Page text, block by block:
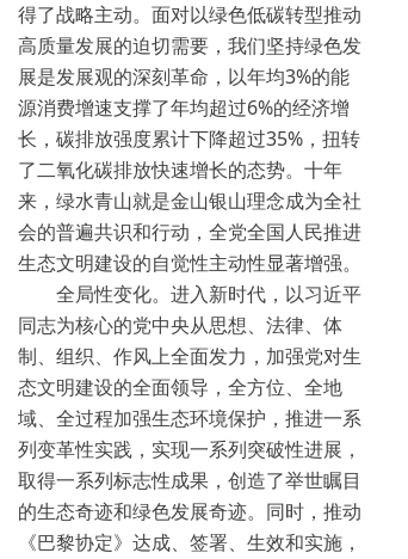
得了战略主动。面对以绿色低碳转型推动
高质量发展的迫切需要，我们坚持绿色发
展是发展观的深刻革命，以年均3%的能
源消费增速支撑了年均超过6%的经济增
长，碳排放强度累计下降超过35%，扭转
了二氧化碳排放快速增长的态势。十年
来，绿水青山就是金山银山理念成为全社
会的普遍共识和行动，全党全国人民推进
生态文明建设的自觉性主动性显著增强。
全局性变化。进入新时代，以习近平
同志为核心的党中央从思想、法律、体
制、组织、作风上全面发力，加强党对生
态文明建设的全面领导，全方位、全地
域、全过程加强生态环境保护，推进一系
列变革性实践，实现一系列突破性进展，
取得一系列标志性成果，创造了举世瞩目
的生态奇迹和绿色发展奇迹。同时，推动
《巴黎协定》达成、签署、生效和实施，